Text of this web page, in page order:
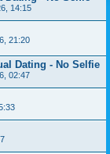
14:15
21:20
Dating - No Selfie
02:47